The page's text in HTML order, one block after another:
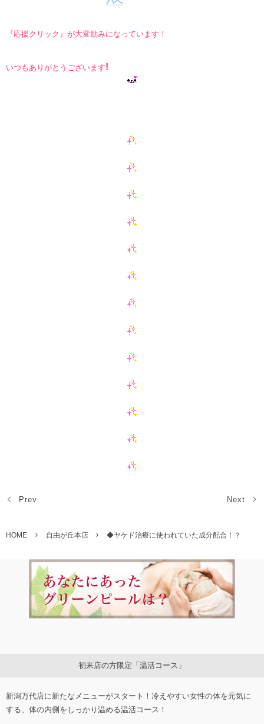
『応援クリック』が大変励みになっています！
いつもありがとうございます!
Prev Next
HOME 自由が丘本店 ◆ヤケド治療に使われていた成分配合！？
初来店の方限定「温活コース」
新潟万代店に新たなメニューがスタート！冷えやすい女性の体を元気に
する、体の内側をしっかり温める温活コース！